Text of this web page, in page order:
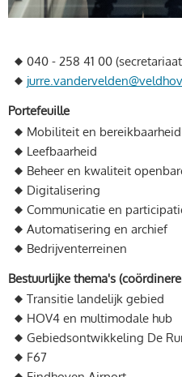
040 - 258 41 00
Portefeuille
Mobiliteit en bereikbaarheid
Leefbaarheid
Beheer en kwaliteit
Digitalisering
Communicatie en
Automatisering en archief
Bedrijventerreinen
Bestuurlijke thema's
Transitie landelijk gebied
HOV4 en multimodale hub
Gebiedsontwikkeling De
F67